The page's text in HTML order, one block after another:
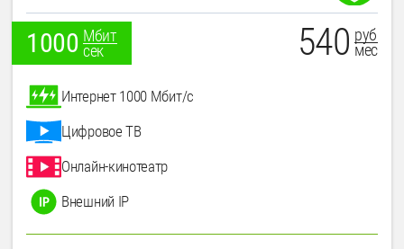
1000 Мбит
сек
540 руб
мес
Интернет 1000 Мбит/с
Цифровое ТВ
Онлайн-кинотеатр
Внешний IP